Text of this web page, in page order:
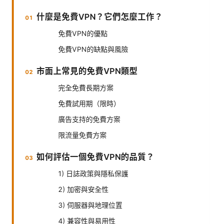
什麼是免費VPN？它們怎麼工作？
免費VPN的優點
免費VPN的缺點與風險
市面上常見的免費VPN類型
完全免費長期方案
免費試用期（限時）
廣告支持的免費方案
限流量免費方案
如何評估一個免費VPN的品質？
1) 日誌政策與隱私保護
2) 加密與安全性
3) 伺服器與地理位置
4) 兼容性與易用性